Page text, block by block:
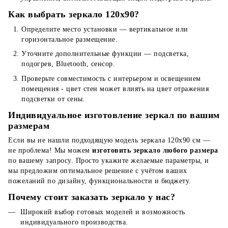
Как выбрать зеркало 120x90?
Определите место установки — вертикальное или
горизонтальное размещение.
Уточните дополнительные функции — подсветка,
подогрев, Bluetooth, сенсор.
Проверьте совместимость с интерьером и освещением
помещения - цвет стен может влиять на цвет отражения
подсветки от сены.
Индивидуальное изготовление зеркал по вашим
размерам
Если вы не нашли подходящую модель зеркала 120x90 см —
не проблема! Мы можем изготовить зеркало любого размера
по вашему запросу. Просто укажите желаемые параметры, и
мы предложим оптимальное решение с учётом ваших
пожеланий по дизайну, функциональности и бюджету.
Почему стоит заказать зеркало у нас?
Широкий выбор готовых моделей и возможность
индивидуального производства.